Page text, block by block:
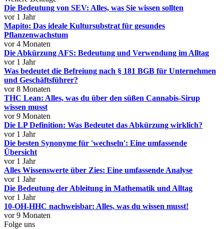
Die Bedeutung von SEV: Alles, was Sie wissen sollten
vor 1 Jahr
Mapito: Das ideale Kultursubstrat für gesundes
Pflanzenwachstum
vor 4 Monaten
Die Abkürzung AFS: Bedeutung und Verwendung im Alltag
vor 1 Jahr
Was bedeutet die Befreiung nach § 181 BGB für Unternehmen
und Geschäftsführer?
vor 8 Monaten
THC Lean: Alles, was du über den süßen Cannabis-Sirup
wissen musst
vor 9 Monaten
Die LP Definition: Was Bedeutet das Abkürzung wirklich?
vor 1 Jahr
Die besten Synonyme für 'wechseln': Eine umfassende
Übersicht
vor 1 Jahr
Alles Wissenswerte über Zies: Eine umfassende Analyse
vor 1 Jahr
Die Bedeutung der Ableitung in Mathematik und Alltag
vor 1 Jahr
10-OH-HHC nachweisbar: Alles, was du wissen musst!
vor 9 Monaten
Folge uns